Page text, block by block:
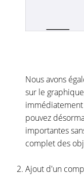
Nous avons
sur le
pouvez
importantes
complet des
Ajout d'un